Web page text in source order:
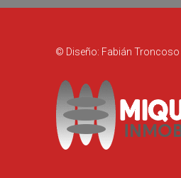
© Diseño: Fabián Troncoso